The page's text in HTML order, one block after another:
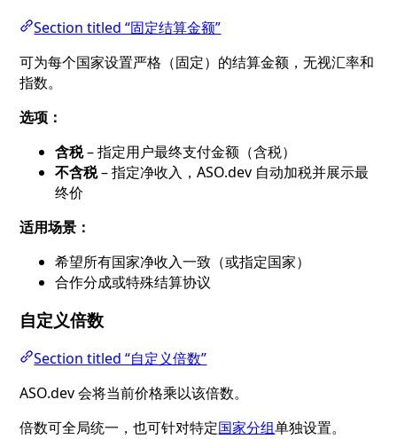
Section titled “固定结算金额”
可为每个国家设置严格（固定）的结算金额，无视汇率和
指数。
选项：
含税– 指定用户最终支付金额（含税）
不含税– 指定净收入，ASO.dev 自动加税并展示最
终价
适用场景：
希望所有国家净收入一致（或指定国家）
合作分成或特殊结算协议
自定义倍数
Section titled “自定义倍数”
ASO.dev 会将当前价格乘以该倍数。
倍数可全局统一，也可针对特定国家分组单独设置。